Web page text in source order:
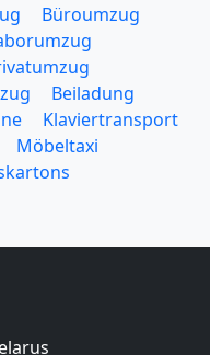
Büroumzug
Beiladung
Klaviertransport
Möbeltaxi